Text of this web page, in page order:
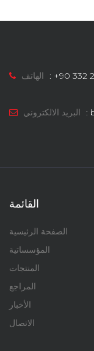
الهاتف : +90 332
البريد الالكتروني :
القائمة
الصفحة الرئيسية
المؤسساتية
المنتجات
المراجع
الأخبار
الاتصال